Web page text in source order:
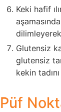
Keki hafif
Glutensiz
glutensiz
kekin
Püf